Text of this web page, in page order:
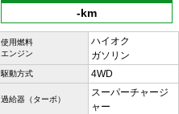
-km
使用燃料
エンジン
ハイオク
ガソリン
駆動方式 4WD
過給器（ターボ）
スーパーチャージ
ャー